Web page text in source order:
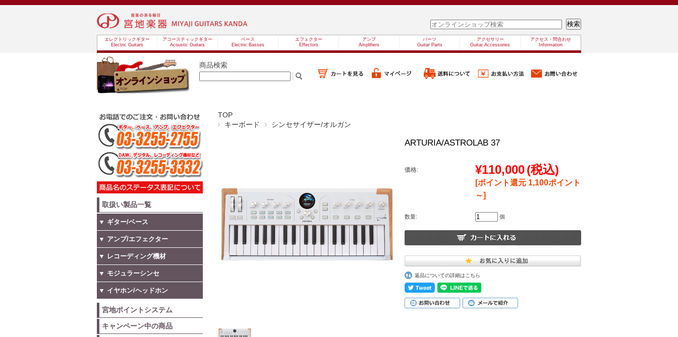
エレクトリックギター
Electric Guitars
アコースティックギター
Acoustic Guitars
ベース
Electric Basses
エフェクター
Effectors
アンプ
Amplifiers
パーツ
Guitar Parts
アクセサリー
Guitar Accessories
アクセス・問合わせ
Information
商品検索
TOP
キーボード
シンセサイザー/オルガン
ARTURIA/ASTROLAB 37
価格: ¥110,000(税込)
[ポイント還元 1,100ポイント
～]
数量: 個
返品についての詳細はこちら
取扱い製品一覧
▼ ギター/ベース
▼ アンプ/エフェクター
▼ レコーディング機材
▼ モジュラーシンセ
▼ イヤホン/ヘッドホン
宮地ポイントシステム
キャンペーン中の商品